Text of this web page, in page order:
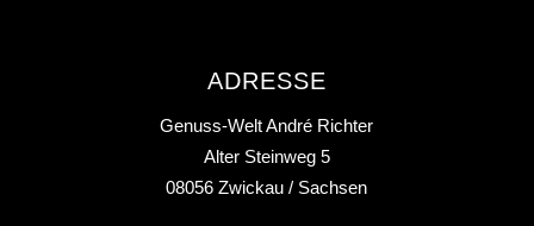
ADRESSE
Genuss-Welt André Richter
Alter Steinweg 5
08056 Zwickau / Sachsen